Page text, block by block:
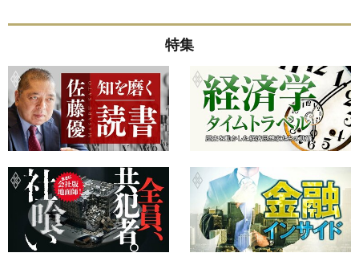
特集